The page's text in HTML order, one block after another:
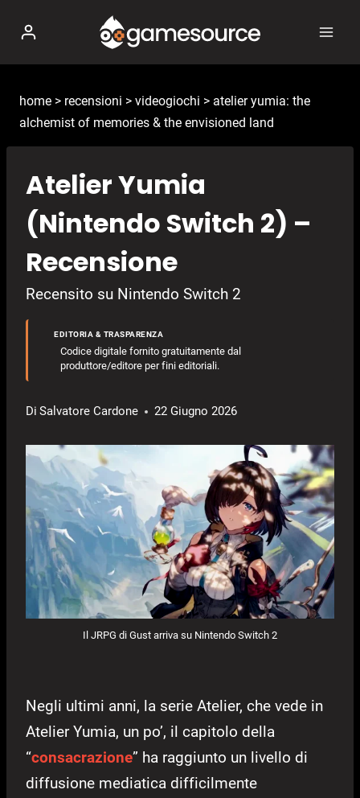
contenuto
home > recensioni > videogiochi > atelier yumia: the
alchemist of memories & the envisioned land
Atelier Yumia
(Nintendo Switch 2) –
Recensione
Recensito su Nintendo Switch 2
EDITORIA & TRASPARENZA
Codice digitale fornito gratuitamente dal
produttore/editore per fini editoriali.
Di Salvatore Cardone 22 Giugno 2026
Il JRPG di Gust arriva su Nintendo Switch 2
Negli ultimi anni, la serie Atelier, che vede in
Atelier Yumia, un po’, il capitolo della
“consacrazione” ha raggiunto un livello di
diffusione mediatica difficilmente